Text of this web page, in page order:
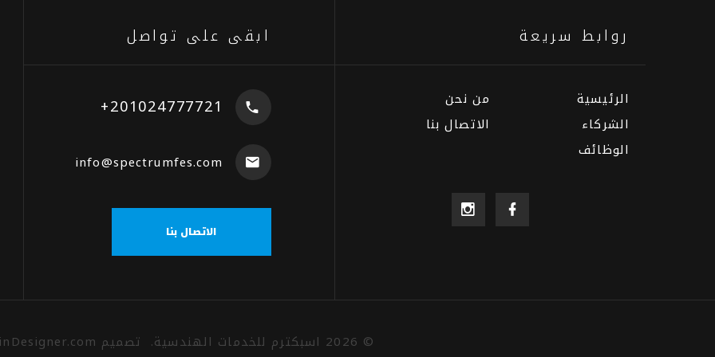
روابط سريعة
الرئيسية
الشركاء
الوظائف
من نحن
الاتصال بنا
ابقى على تواصل
+201024777721
info@spectrumfes.com
الاتصال بنا
©
2026 اسبكترم للخدمات الهندسية. تصميم